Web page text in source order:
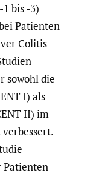
bis -3)
Patienten
Colitis
sowohl die
I) als
II) im
Patienten